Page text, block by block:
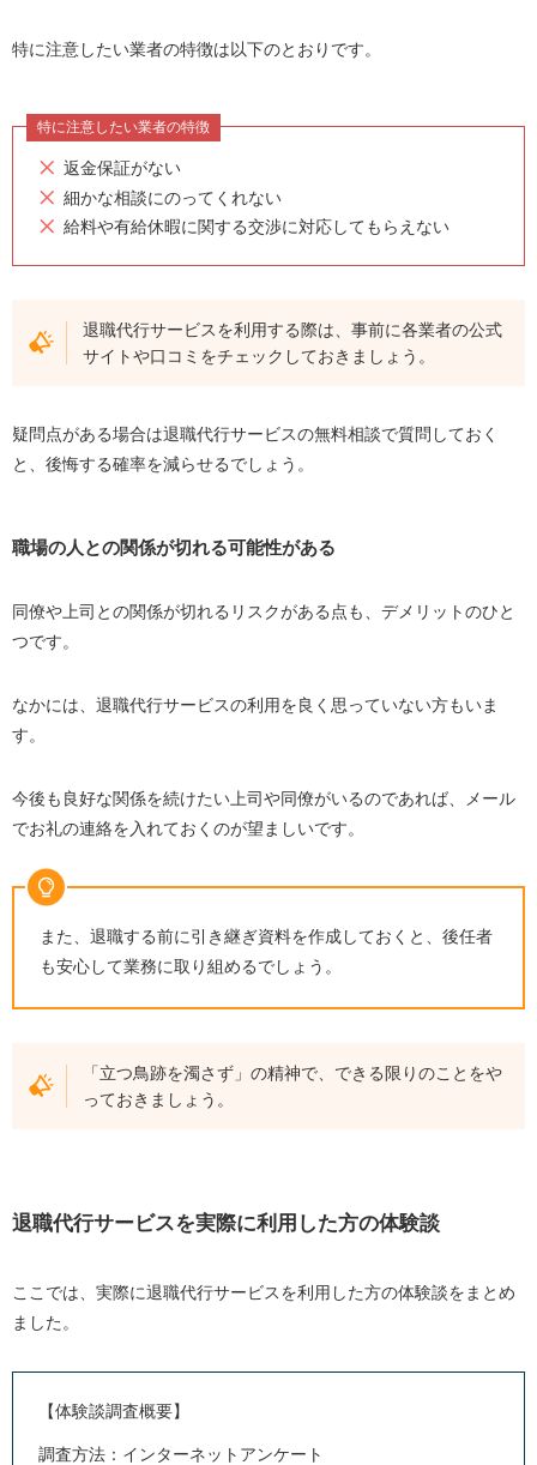
特に注意したい業者の特徴は以下のとおりです。
特に注意したい業者の特徴
返金保証がない
細かな相談にのってくれない
給料や有給休暇に関する交渉に対応してもらえない
退職代行サービスを利用する際は、事前に各業者の公式
サイトや口コミをチェックしておきましょう。
疑問点がある場合は退職代行サービスの無料相談で質問しておく
と、後悔する確率を減らせるでしょう。
職場の人との関係が切れる可能性がある
同僚や上司との関係が切れるリスクがある点も、デメリットのひと
つです。
なかには、退職代行サービスの利用を良く思っていない方もいま
す。
今後も良好な関係を続けたい上司や同僚がいるのであれば、メール
でお礼の連絡を入れておくのが望ましいです。
また、退職する前に引き継ぎ資料を作成しておくと、後任者
も安心して業務に取り組めるでしょう。
「立つ鳥跡を濁さず」の精神で、できる限りのことをや
っておきましょう。
退職代行サービスを実際に利用した方の体験談
ここでは、実際に退職代行サービスを利用した方の体験談をまとめ
ました。
【体験談調査概要】
調査方法：インターネットアンケート